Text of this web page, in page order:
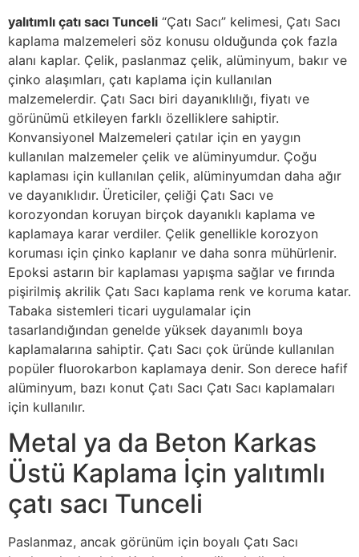
yalıtımlı çatı sacı Tunceli “Çatı Sacı” kelimesi, Çatı Sacı
kaplama malzemeleri söz konusu olduğunda çok fazla
alanı kaplar. Çelik, paslanmaz çelik, alüminyum, bakır ve
çinko alaşımları, çatı kaplama için kullanılan
malzemelerdir. Çatı Sacı biri dayanıklılığı, fiyatı ve
görünümü etkileyen farklı özelliklere sahiptir.
Konvansiyonel Malzemeleri çatılar için en yaygın
kullanılan malzemeler çelik ve alüminyumdur. Çoğu
kaplaması için kullanılan çelik, alüminyumdan daha ağır
ve dayanıklıdır. Üreticiler, çeliği Çatı Sacı ve
korozyondan koruyan birçok dayanıklı kaplama ve
kaplamaya karar verdiler. Çelik genellikle korozyon
koruması için çinko kaplanır ve daha sonra mühürlenir.
Epoksi astarın bir kaplaması yapışma sağlar ve fırında
pişirilmiş akrilik Çatı Sacı kaplama renk ve koruma katar.
Tabaka sistemleri ticari uygulamalar için
tasarlandığından genelde yüksek dayanımlı boya
kaplamalarına sahiptir. Çatı Sacı çok üründe kullanılan
popüler fluorokarbon kaplamaya denir. Son derece hafif
alüminyum, bazı konut Çatı Sacı Çatı Sacı kaplamaları
için kullanılır.
Metal ya da Beton Karkas
Üstü Kaplama İçin yalıtımlı
çatı sacı Tunceli
Paslanmaz, ancak görünüm için boyalı Çatı Sacı